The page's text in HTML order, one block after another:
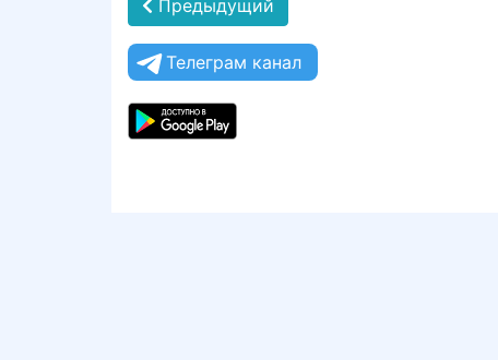
Предыдущий
Телеграм канал